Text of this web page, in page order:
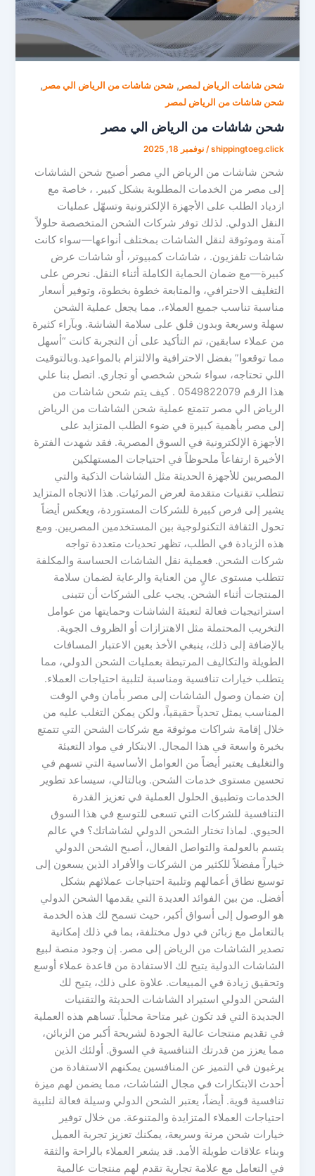
شحن شاشات الرياض لمصر ,شحن شاشات من الرياض الي مصر ,
شحن شاشات من الرياض لمصر
شحن شاشات من الرياض الي مصر
shippingtoeg.click
/نوفمبر 18, 2025
شحن شاشات من الرياض الي مصر أصبح شحن الشاشات
إلى مصر من الخدمات المطلوبة بشكل كبير. ، خاصة مع
ازدياد الطلب على الأجهزة الإلكترونية وتسهّل عمليات
النقل الدولي. لذلك توفر شركات الشحن المتخصصة حلولاً
آمنة وموثوقة لنقل الشاشات بمختلف أنواعها—سواء كانت
شاشات تلفزيون. ، شاشات كمبيوتر، أو شاشات عرض
كبيرة—مع ضمان الحماية الكاملة أثناء النقل. نحرص على
التغليف الاحترافي، والمتابعة خطوة بخطوة، وتوفير أسعار
مناسبة تناسب جميع العملاء،. مما يجعل عملية الشحن
سهلة وسريعة وبدون قلق على سلامة الشاشة. وبآراء كثيرة
من عملاء سابقين، تم التأكيد على أن التجربة كانت “أسهل
مما توقعوا” بفضل الاحترافية والالتزام بالمواعيد.وبالتوقيت
اللي تحتاجه، سواء شحن شخصي أو تجاري. اتصل بنا علي
هذا الرقم 0549822079 . كيف يتم شحن شاشات من
الرياض الي مصر تتمتع عملية شحن الشاشات من الرياض
إلى مصر بأهمية كبيرة في ضوء الطلب المتزايد على
الأجهزة الإلكترونية في السوق المصرية. فقد شهدت الفترة
الأخيرة ارتفاعاً ملحوظاً في احتياجات المستهلكين
المصريين للأجهزة الحديثة مثل الشاشات الذكية والتي
تتطلب تقنيات متقدمة لعرض المرئيات. هذا الاتجاه المتزايد
يشير إلى فرص كبيرة للشركات المستوردة، ويعكس أيضاً
تحول الثقافة التكنولوجية بين المستخدمين المصريين. ومع
هذه الزيادة في الطلب، تظهر تحديات متعددة تواجه
شركات الشحن. فعملية نقل الشاشات الحساسة والمكلفة
تتطلب مستوى عالٍ من العناية والرعاية لضمان سلامة
المنتجات أثناء الشحن. يجب على الشركات أن تتبنى
استراتيجيات فعالة لتعبئة الشاشات وحمايتها من عوامل
التخريب المحتملة مثل الاهتزازات أو الظروف الجوية.
بالإضافة إلى ذلك، ينبغي الأخذ بعين الاعتبار المسافات
الطويلة والتكاليف المرتبطة بعمليات الشحن الدولي، مما
يتطلب خيارات تنافسية ومناسبة لتلبية احتياجات العملاء.
إن ضمان وصول الشاشات إلى مصر بأمان وفي الوقت
المناسب يمثل تحدياً حقيقياً، ولكن يمكن التغلب عليه من
خلال إقامة شراكات موثوقة مع شركات الشحن التي تتمتع
بخبرة واسعة في هذا المجال. الابتكار في مواد التعبئة
والتغليف يعتبر أيضاً من العوامل الأساسية التي تسهم في
تحسين مستوى خدمات الشحن. وبالتالي، سيساعد تطوير
الخدمات وتطبيق الحلول العملية في تعزيز القدرة
التنافسية للشركات التي تسعى للتوسع في هذا السوق
الحيوي. لماذا تختار الشحن الدولي لشاشاتك؟ في عالم
يتسم بالعولمة والتواصل الفعال، أصبح الشحن الدولي
خياراً مفضلاً للكثير من الشركات والأفراد الذين يسعون إلى
توسيع نطاق أعمالهم وتلبية احتياجات عملائهم بشكل
أفضل. من بين الفوائد العديدة التي يقدمها الشحن الدولي
هو الوصول إلى أسواق أكبر، حيث تسمح لك هذه الخدمة
بالتعامل مع زبائن في دول مختلفة، بما في ذلك إمكانية
تصدير الشاشات من الرياض إلى مصر. إن وجود منصة لبيع
الشاشات الدولية يتيح لك الاستفادة من قاعدة عملاء أوسع
وتحقيق زيادة في المبيعات. علاوة على ذلك، يتيح لك
الشحن الدولي استيراد الشاشات الحديثة والتقنيات
الجديدة التي قد تكون غير متاحة محلياً. تساهم هذه العملية
في تقديم منتجات عالية الجودة لشريحة أكبر من الزبائن،
مما يعزز من قدرتك التنافسية في السوق. أولئك الذين
يرغبون في التميز عن المنافسين يمكنهم الاستفادة من
أحدث الابتكارات في مجال الشاشات، مما يضمن لهم ميزة
تنافسية قوية. أيضاً، يعتبر الشحن الدولي وسيلة فعالة لتلبية
احتياجات العملاء المتزايدة والمتنوعة. من خلال توفير
خيارات شحن مرنة وسريعة، يمكنك تعزيز تجربة العميل
وبناء علاقات طويلة الأمد. قد يشعر العملاء بالراحة والثقة
في التعامل مع علامة تجارية تقدم لهم منتجات عالمية